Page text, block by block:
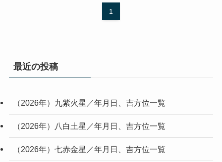
1
最近の投稿
（2026年）九紫火星／年月日、吉方位一覧
（2026年）八白土星／年月日、吉方位一覧
（2026年）七赤金星／年月日、吉方位一覧